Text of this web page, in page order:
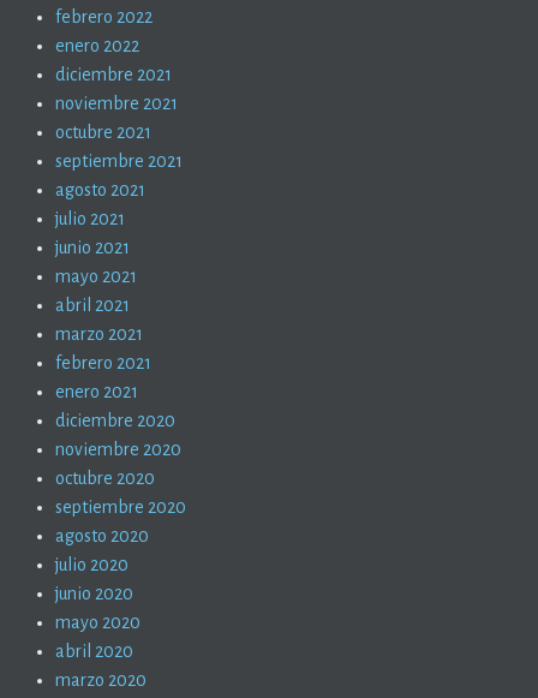
febrero 2022
enero 2022
diciembre 2021
noviembre 2021
octubre 2021
septiembre 2021
agosto 2021
julio 2021
junio 2021
mayo 2021
abril 2021
marzo 2021
febrero 2021
enero 2021
diciembre 2020
noviembre 2020
octubre 2020
septiembre 2020
agosto 2020
julio 2020
junio 2020
mayo 2020
abril 2020
marzo 2020